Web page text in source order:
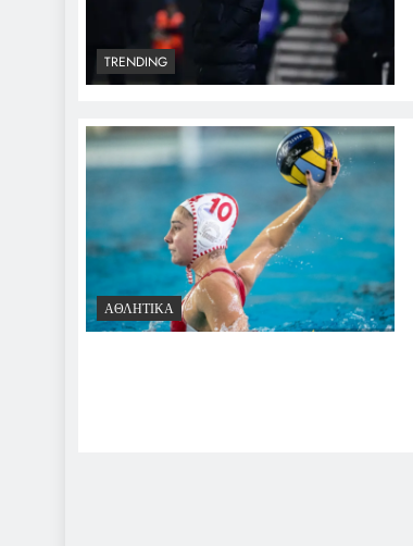
TRENDING
ΑΘΛΗΤΙΚΆ